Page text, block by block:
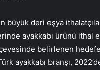
büyük deri eşya
ayakkabı ürünü ithal
belirlenen
ayakkabı branşı,